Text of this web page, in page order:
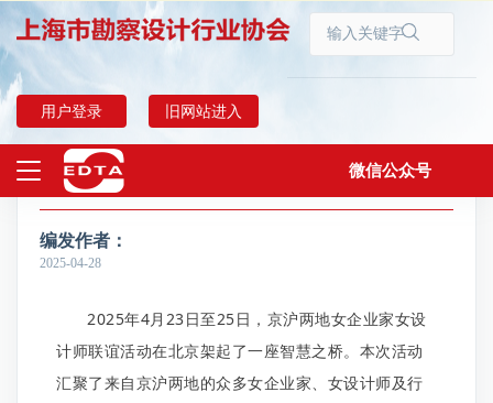
用户登录 旧网站进入
微信公众号
首页 协会动态
双城映芳华，共绘新图景——京沪女企业家女设计师探索城市共生之道
编发作者：
2025-04-28
2025年4月23日至25日，京沪两地女企业家女设
计师联谊活动在北京架起了一座智慧之桥。本次活动
汇聚了来自京沪两地的众多女企业家、女设计师及行